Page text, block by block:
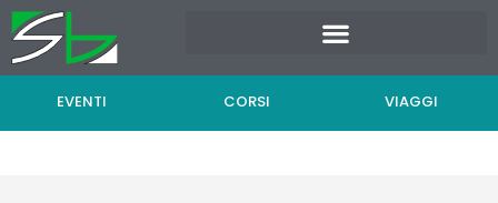
Vai
al
contenuto
EVENTI CORSI VIAGGI